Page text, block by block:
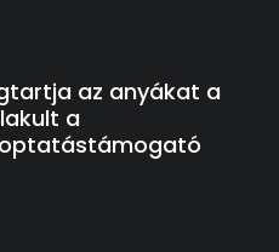
az anyákat a
a